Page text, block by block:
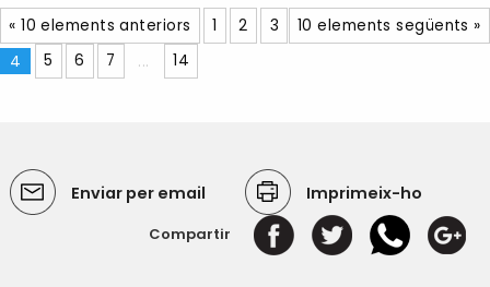
« 10 elements anteriors 10 elements següents »
1 2
3
4
5 6 7 ... 14
Enviar per email Imprimeix-ho
Compartir